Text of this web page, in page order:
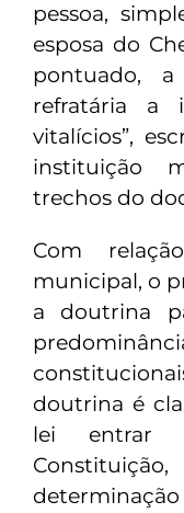
pessoa,
esposa do
pontuado,
refratária a
vitalícios”,
instituição
trechos do
Com
municipal, o
a doutrina
doutrina é
lei entrar